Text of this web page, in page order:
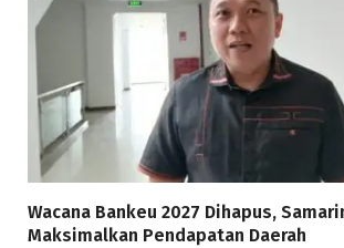
Wacana Bankeu 2027 Dihapus,
Maksimalkan Pendapatan Daerah